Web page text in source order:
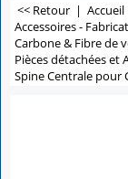
<< Retour | Accueil
Accessoires -
Carbone & Fibre de
Pièces détachées et
Spine Centrale pour